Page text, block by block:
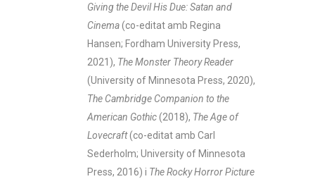
Giving the Devil His Due: Satan and
Cinema(co-editat amb Regina
Hansen; Fordham University Press,
2021), The Monster Theory Reader
(University of Minnesota Press, 2020),
The Cambridge Companion to the
American Gothic(2018), The Age of
Lovecraft(co-editat amb Carl
Sederholm; University of Minnesota
Press, 2016) i The Rocky Horror Picture